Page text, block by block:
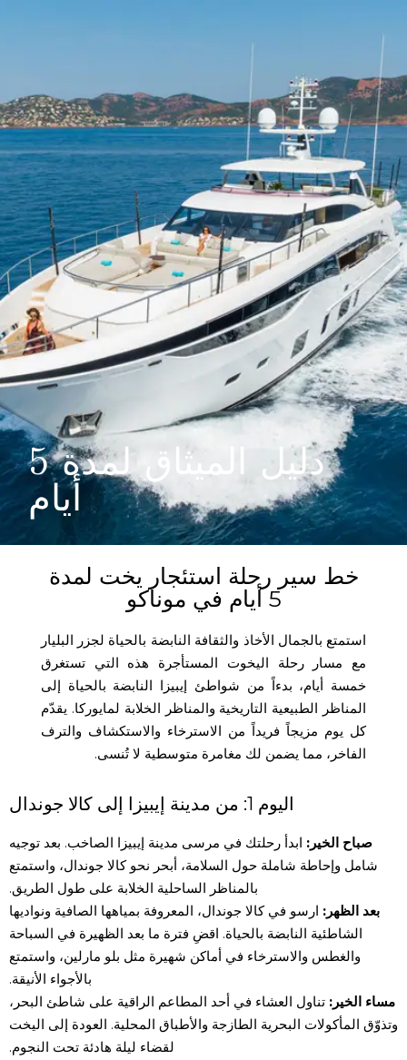
دليل الميثاق لمدة 5
أيام
خط سير رحلة استئجار يخت لمدة
5 أيام في موناكو
استمتع بالجمال الأخاذ والثقافة النابضة بالحياة لجزر البليار
مع مسار رحلة اليخوت المستأجرة هذه التي تستغرق
خمسة أيام، بدءاً من شواطئ إيبيزا النابضة بالحياة إلى
المناظر الطبيعية التاريخية والمناظر الخلابة لمايوركا. يقدّم
كل يوم مزيجاً فريداً من الاسترخاء والاستكشاف والترف
الفاخر، مما يضمن لك مغامرة متوسطية لا تُنسى.
اليوم 1: من مدينة إيبيزا إلى كالا جوندال
صباح الخير: ابدأ رحلتك في مرسى مدينة إيبيزا الصاخب. بعد توجيه
شامل وإحاطة شاملة حول السلامة، أبحر نحو كالا جوندال، واستمتع
بالمناظر الساحلية الخلابة على طول الطريق.
بعد الظهر: ارسو في كالا جوندال، المعروفة بمياهها الصافية ونواديها
الشاطئية النابضة بالحياة. اقضِ فترة ما بعد الظهيرة في السباحة
والغطس والاسترخاء في أماكن شهيرة مثل بلو مارلين، واستمتع
بالأجواء الأنيقة.
مساء الخير: تناول العشاء في أحد المطاعم الراقية على شاطئ البحر،
وتذوّق المأكولات البحرية الطازجة والأطباق المحلية. العودة إلى اليخت
لقضاء ليلة هادئة تحت النجوم.